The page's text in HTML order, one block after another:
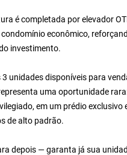
é completada por elevador
econômico,
investimento.
unidades disponíveis para
uma oportunidade
em um prédio exclusivo
de alto padrão.
depois — garanta já sua